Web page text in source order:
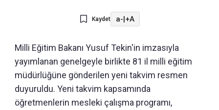
Kaydet a-|+A
Milli Eğitim Bakanı Yusuf Tekin'in imzasıyla
yayımlanan genelgeyle birlikte 81 il milli eğitim
müdürlüğüne gönderilen yeni takvim resmen
duyuruldu. Yeni takvim kapsamında
öğretmenlerin mesleki çalışma programı,